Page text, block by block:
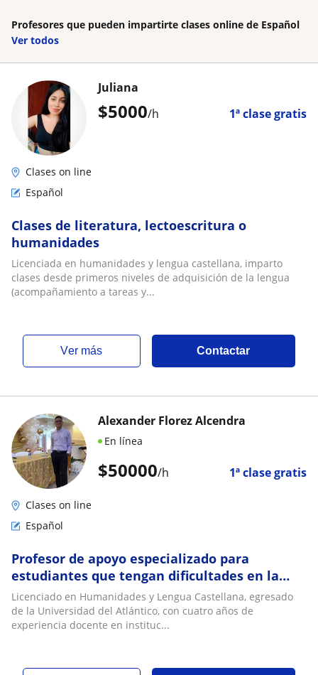
Profesores que pueden impartirte clases online de Español
Ver todos
$5000/h 1ª clase gratis
Juliana
Clases on line
Español
Clases de literatura, lectoescritura o
humanidades
Licenciada en humanidades y lengua castellana, imparto
clases desde primeros niveles de adquisición de la lengua
(acompañamiento a tareas y...
ver más Contactar
$50000/h 1ª clase gratis
Alexander Florez Alcendra
En línea
Clases on line
Español
Profesor de apoyo especializado para
estudiantes que tengan dificultades en la
asignatura de Español o comprensión lectora
Licenciado en Humanidades y Lengua Castellana, egresado
de la Universidad del Atlántico, con cuatro años de
experiencia docente en instituc...